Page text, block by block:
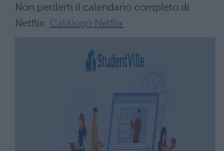
Non perderti il calendario completo di
Netflix: Catalogo Netflix